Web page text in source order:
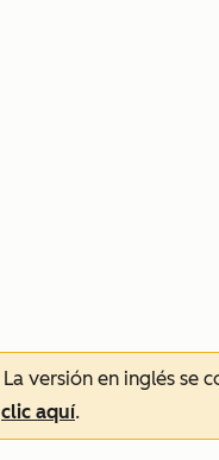
La versión en inglés se
clic aquí.